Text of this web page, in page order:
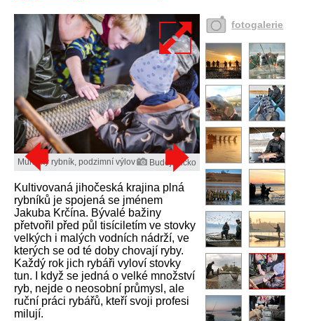
Munický rybník, podzimní výlov Budějovicko
Kultivovaná jihočeská krajina plná
rybníků je spojená se jménem
Jakuba Krčína. Bývalé bažiny
přetvořil před půl tisíciletím ve stovky
velkých i malých vodních nádrží, ve
kterých se od té doby chovají ryby.
Každý rok jich rybáři vyloví stovky
tun. I když se jedná o velké množství
ryb, nejde o neosobní průmysl, ale
ruční práci rybářů, kteří svoji profesi
milují.
fotogalerie